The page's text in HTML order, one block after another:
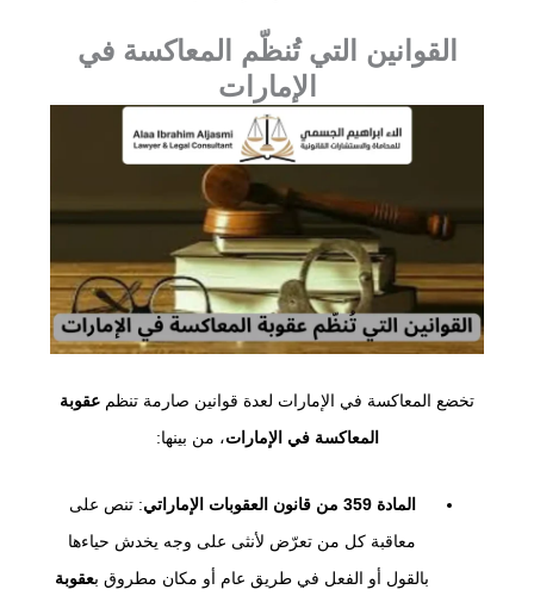
القوانين التي تُنظّم المعاكسة في
الإمارات
تخضع المعاكسة في الإمارات لعدة قوانين صارمة تنظم عقوبة
المعاكسة في الإمارات، من بينها:
المادة 359 من قانون العقوبات الإماراتي
: تنص على
معاقبة كل من تعرّض لأنثى على وجه يخدش حياءها
بالقول أو الفعل في طريق عام أو مكان مطروق بعقوبة